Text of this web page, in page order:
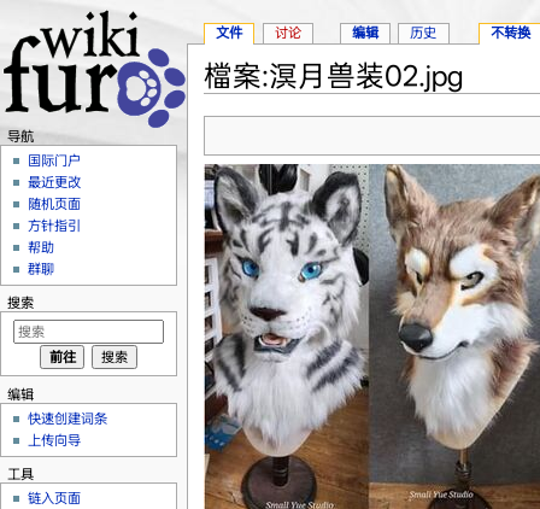
檔案:溟月兽装02.jpg
文件 讨论 编辑 历史 不转换
导航
国际门户
最近更改
随机页面
方针指引
帮助
群聊
搜索
编辑
快速创建词条
上传向导
工具
链入页面